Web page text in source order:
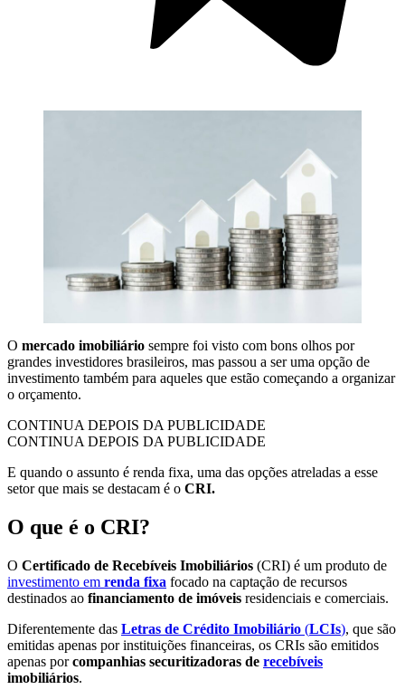
O mercado imobiliário sempre foi visto com bons olhos por
grandes investidores brasileiros, mas passou a ser uma opção de
investimento também para aqueles que estão começando a organizar
o orçamento.
CONTINUA DEPOIS DA PUBLICIDADE
CONTINUA DEPOIS DA PUBLICIDADE
E quando o assunto é renda fixa, uma das opções atreladas a esse
setor que mais se destacam é o CRI.
O que é o CRI?
O Certificado de Recebíveis Imobiliários (CRI) é um produto de
investimento em renda fixa focado na captação de recursos
destinados ao financiamento de imóveis residenciais e comerciais.
Diferentemente das Letras de Crédito Imobiliário (LCIs), que são
emitidas apenas por instituições financeiras, os CRIs são emitidos
apenas porcompanhias securitizadoras de recebíveis
imobiliários.